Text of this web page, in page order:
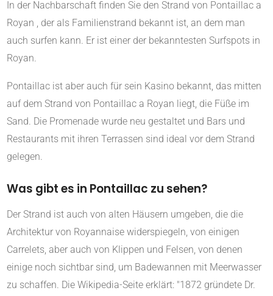
In der Nachbarschaft finden Sie den Strand von Pontaillac a
Royan , der als Familienstrand bekannt ist, an dem man
auch surfen kann. Er ist einer der bekanntesten Surfspots in
Royan.
Pontaillac ist aber auch für sein Kasino bekannt, das mitten
auf dem Strand von Pontaillac a Royan liegt, die Füße im
Sand. Die Promenade wurde neu gestaltet und Bars und
Restaurants mit ihren Terrassen sind ideal vor dem Strand
gelegen.
Was gibt es in Pontaillac zu sehen?
Der Strand ist auch von alten Häusern umgeben, die die
Architektur von Royannaise widerspiegeln, von einigen
Carrelets, aber auch von Klippen und Felsen, von denen
einige noch sichtbar sind, um Badewannen mit Meerwasser
zu schaffen. Die Wikipedia-Seite erklärt: "1872 gründete Dr.